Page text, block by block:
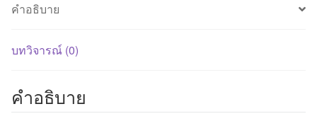
คำอธิบาย
บทวิจารณ์ (0)
คำอธิบาย